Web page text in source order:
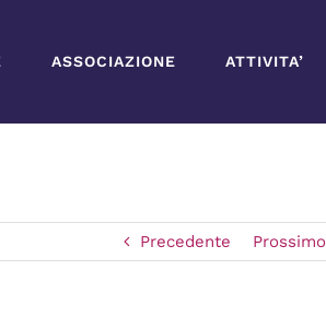
ASSOCIAZIONE ATTIVITA’
Precedente Prossimo